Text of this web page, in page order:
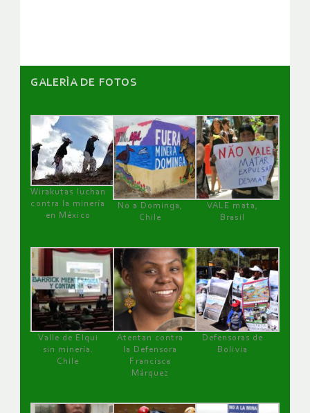
GALERÌA DE FOTOS
Wirakutas luchan
contra la minería
en México
No a Dominga,
Chile
VALE mata,
Brasil
Valle de Elqui
sin minería.
Chile
Atentan contra
la Defensora
Francisca
Márquez
Defensoras de
Bolivia